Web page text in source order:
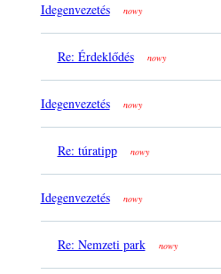
Idegenvezetés nowy
Re: Érdeklődés nowy
Idegenvezetés nowy
Re: túratipp nowy
Idegenvezetés nowy
Re: Nemzeti park nowy